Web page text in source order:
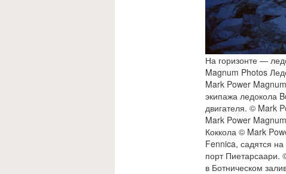
На горизонте —
Magnum Photos
Mark Power
экипажа ледокола
двигателя. © Mark
Mark Power
Коккола © Mark
Fennica, садятся
порт Пиетарсаари.
в Ботническом